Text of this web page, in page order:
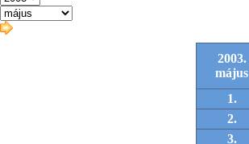
2003.
május
1.
2.
3.